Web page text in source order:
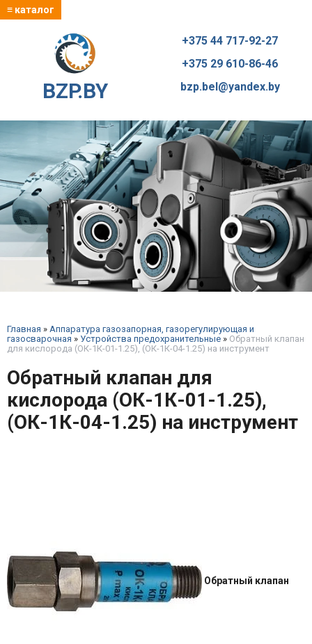
≡ каталог
BZP.BY
+375 44 717-92-27
+375 29 610-86-46
bzp.bel@yandex.by
Главная » Аппаратура газозапорная, газорегулирующая и
газосварочная » Устройства предохранительные » Обратный клапан
для кислорода (ОК-1К-01-1.25), (ОК-1К-04-1.25) на инструмент
Обратный клапан для
кислорода (ОК-1К-01-1.25),
(ОК-1К-04-1.25) на инструмент
Обратный клапан